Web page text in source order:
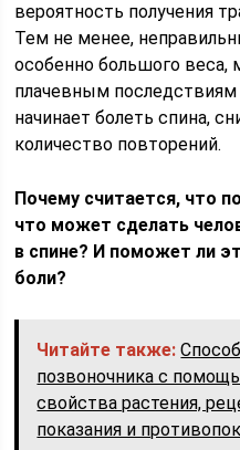
вероятность получения
Тем не менее,
особенно большого веса,
плачевным
начинает болеть спина,
количество повторений.
Почему считается, что
что может сделать
в спине? И поможет ли
боли?
Читайте также:
позвоночника с
свойства растения,
показания и